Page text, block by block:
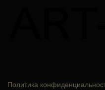
Политика